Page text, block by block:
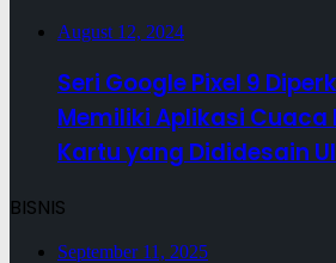
August 12, 2024
Seri Google Pixel 9
Memiliki Aplikasi Cuaca
Kartu yang Dididesain
BISNIS
September 11, 2025